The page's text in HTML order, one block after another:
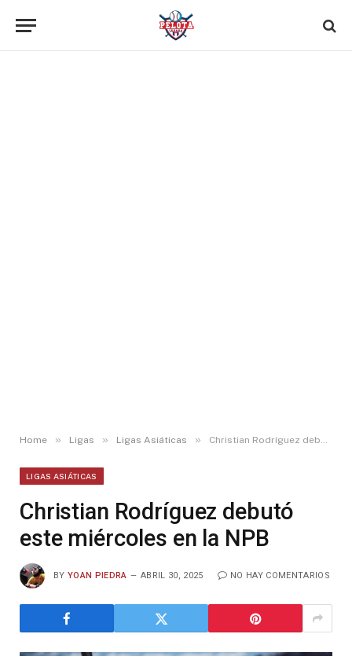
Home » Ligas » Ligas Asiáticas » Christian Rodríguez debutó este miércoles en la NPB
LIGAS ASIÁTICAS
Christian Rodríguez debutó
este miércoles en la NPB
BY YOAN PIEDRA ABRIL 30, 2025 NO HAY COMENTARIOS